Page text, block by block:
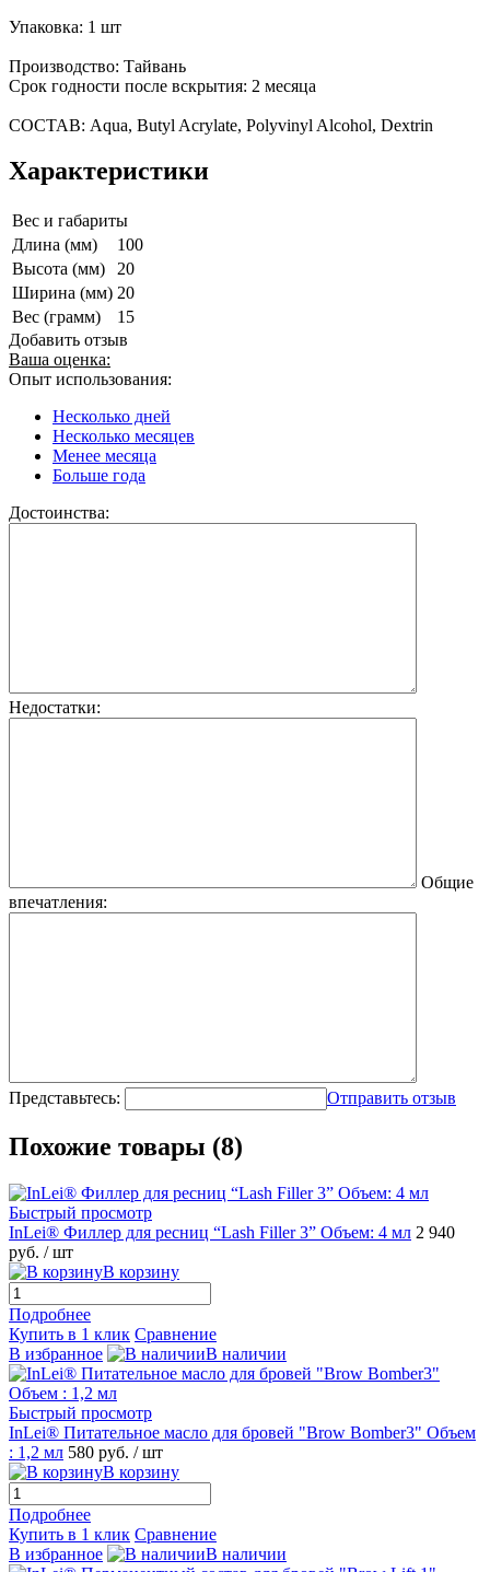
Упаковка: 1 шт
Производство: Тайвань
Срок годности после вскрытия: 2 месяца
СОСТАВ: Aqua, Butyl Acrylate, Polyvinyl Alcohol, Dextrin
Характеристики
Вес и габариты
Длина (мм)
100
Высота (мм)
20
Ширина (мм) 20
Вес (грамм)
15
Добавить отзыв
Ваша оценка:
Опыт использования:
Несколько дней
Несколько месяцев
Менее месяца
Больше года
Достоинства:
Недостатки:
Общие
впечатления:
Представьтесь: Отправить отзыв
Похожие товары (8)
Быстрый просмотр
InLei® Филлер для ресниц “Lash Filler 3” Объем: 4 мл 2 940
руб. / шт
В корзину
Подробнее
Купить в 1 клик Сравнение
В избранное
В наличии
Быстрый просмотр
InLei® Питательное масло для бровей "Brow Bomber3" Объем
: 1,2 мл 580 руб. / шт
В корзину
Подробнее
Купить в 1 клик Сравнение
В избранное
В наличии